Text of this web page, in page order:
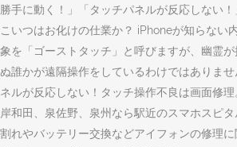
勝手に動く！」「タッチパネルが反応しない！
こいつはお化けの仕業か？ iPhoneが知らない
象を「ゴーストタッチ」と呼びますが、幽霊
ぬ誰かが遠隔操作をしているわけではありま
ネルが反応しない！タッチ操作不良は画面修理
岸和田、泉佐野、泉州なら駅近のスマホスピ
割れやバッテリー交換などアイフォンの修理